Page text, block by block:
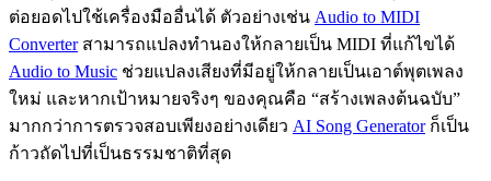
ต่อยอดไปใช้เครื่องมืออื่นได้ ตัวอย่างเช่น Audio to MIDI
Converterสามารถแปลงทำนองให้กลายเป็น MIDI ที่แก้ไขได้
Audio to Music ช่วยแปลงเสียงที่มีอยู่ให้กลายเป็นเอาต์พุตเพลง
ใหม่ และหากเป้าหมายจริงๆ ของคุณคือ “สร้างเพลงต้นฉบับ”
มากกว่าการตรวจสอบเพียงอย่างเดียว AI Song Generatorก็เป็น
ก้าวถัดไปที่เป็นธรรมชาติที่สุด